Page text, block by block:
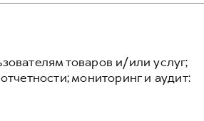
товаров и/или услуг;
мониторинг и аудит: